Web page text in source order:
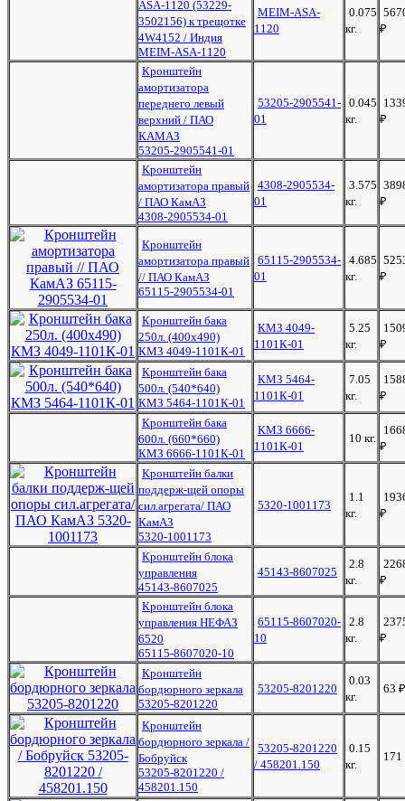
ASA-1120 (53229-
3502156) к трещотке
4W4152 / Индия
MEIM-ASA-1120
MEIM-ASA-
1120
0.075
кг.
₽
Кронштейн
амортизатора
переднего левый
верхний / ПАО
КАМАЗ
53205-2905541-01
53205-2905541-
01
0.045
кг.
₽
Кронштейн
амортизатора правый
/ ПАО КамАЗ
4308-2905534-01
4308-2905534-
01
3.575
кг.
₽
Кронштейн
амортизатора правый
// ПАО КамАЗ
65115-2905534-01
65115-2905534-
01
4.685
кг.
₽
Кронштейн бака
250л. (400х490)
КМЗ 4049-1101К-01
КМЗ 4049-
1101К-01
5.25
кг.
₽
Кронштейн бака
500л. (540*640)
КМЗ 5464-1101К-01
КМЗ 5464-
1101К-01
7.05
кг.
₽
Кронштейн бака
600л. (660*660)
КМЗ 6666-1101К-01
КМЗ 6666-
1101К-01
10 кг.
₽
Кронштейн балки
поддерж-щей опоры
сил.агрегата/ ПАО
КамАЗ
5320-1001173
5320-1001173
1.1
кг.
₽
Кронштейн блока
управления
45143-8607025
45143-8607025
2.8
кг.
₽
Кронштейн блока
управления НЕФАЗ
6520
65115-8607020-10
65115-8607020-
10
2.8
кг.
₽
Кронштейн
бордюрного зеркала
53205-8201220
53205-8201220
0.03
кг.
63 ₽
Кронштейн
бордюрного зеркала /
Бобруйск
53205-8201220 /
458201.150
53205-8201220
/ 458201.150
0.15
кг.
171